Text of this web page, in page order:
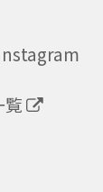
覧